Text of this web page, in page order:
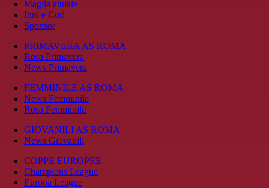
Maglia attuale
Inni e Cori
Sponsor
PRIMAVERA AS ROMA
Rosa Primavera
News Primavera
FEMMINILE AS ROMA
News Femminile
Rosa Femminile
GIOVANILI AS ROMA
News Giovanili
COPPE EUROPEE
Champions League
Europa League